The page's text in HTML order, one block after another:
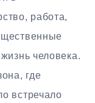
работа,
человека.
где
встречало